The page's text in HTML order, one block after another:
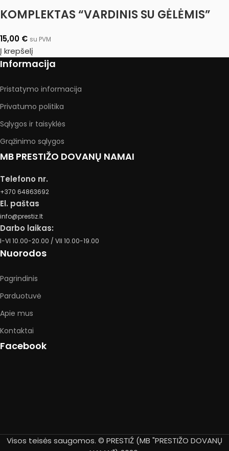
KOMPLEKTAS “VARDINIS SU GĖLĖMIS”
15,00 € su PVM
Į krepšelį
Informacija
Pristatymo informacija
Privatumo politika
Sąlygos ir taisyklės
Grąžinimo sąlygos
MB PRESTIŽO DOVANŲ NAMAI
Telefono nr.
+370 64863692
El. paštas
info@prestiz.lt
Darbo laikas:
I-VI 10.00-20.00 / VII 10.00-19.00
Nuorodos
Pagrindinis
Parduotuvė
Apie mus
Kontaktai
Facebook
Visos teisės saugomos. © PRESTIŹ (MB "PRESTIŽO DOVANŲ